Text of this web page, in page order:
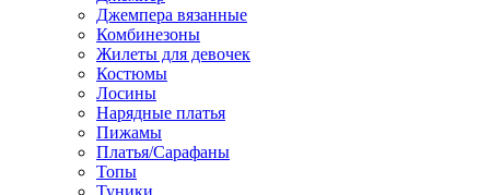
Джемпера вязанные
Комбинезоны
Жилеты для девочек
Костюмы
Лосины
Нарядные платья
Пижамы
Платья/Сарафаны
Топы
Туники